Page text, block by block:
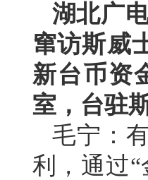
湖北广
窜访斯威
新台币资
室，台驻
毛宁：
利，通过